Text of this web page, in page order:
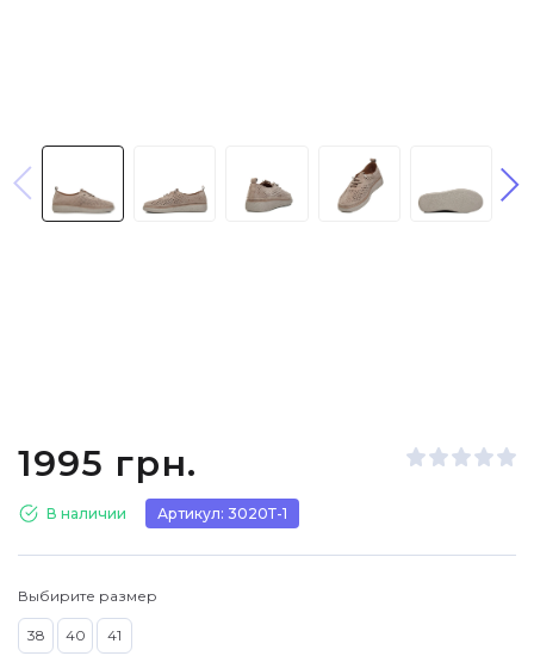
1995 грн.
В наличии Артикул: 3020Т-1
Выбирите размер
38 40 41